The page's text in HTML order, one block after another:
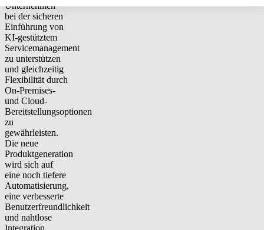
Unternehmen
bei der sicheren
Einführung von
KI-gestütztem
Servicemanagement
zu unterstützen
und gleichzeitig
Flexibilität durch
On-Premises-
und Cloud-
Bereitstellungsoptionen
zu
gewährleisten.
Die neue
Produktgeneration
wird sich auf
eine noch tiefere
Automatisierung,
eine verbesserte
Benutzerfreundlichkeit
und nahtlose